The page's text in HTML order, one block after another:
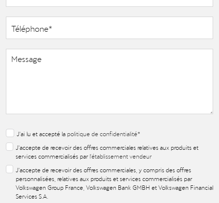
J'ai lu et accepté la politique de confidentialité*
J'accepte de recevoir des offres commerciales relatives aux produits et
services commercialisés par l'établissement vendeur
J'accepte de recevoir des offres commerciales, y compris des offres
personnalisées, relatives aux produits et services commercialisés par
Volkswagen Group France, Volkswagen Bank GMBH et Volkswagen Financial
Services S.A.